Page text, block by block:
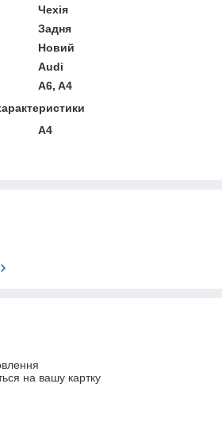
Чехія
Задня
Новий
Audi
A6, A4
A4
на вашу картку